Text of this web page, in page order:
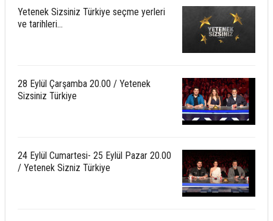
Yetenek Sizsiniz Türkiye seçme yerleri
ve tarihleri...
28 Eylül Çarşamba 20.00 / Yetenek
Sizsiniz Türkiye
24 Eylül Cumartesi- 25 Eylül Pazar 20.00
/ Yetenek Sizniz Türkiye